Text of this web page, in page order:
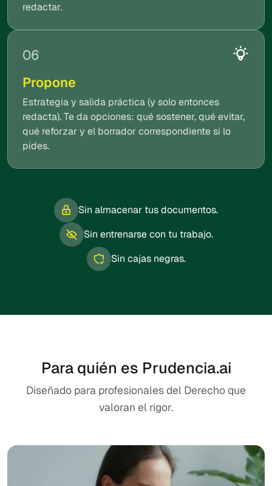
redactar.
06
Propone
Estrategia y salida práctica (y solo entonces
redacta). Te da opciones: qué sostener, qué evitar,
qué reforzar y el borrador correspondiente si lo
pides.
Sin almacenar tus documentos.
Sin entrenarse con tu trabajo.
Sin cajas negras.
Para quién es Prudencia.ai
Diseñado para profesionales del Derecho que
valoran el rigor.